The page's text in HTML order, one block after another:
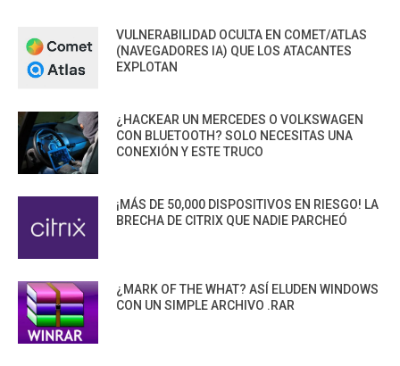
VULNERABILIDAD OCULTA EN COMET/ATLAS
(NAVEGADORES IA) QUE LOS ATACANTES
EXPLOTAN
¿HACKEAR UN MERCEDES O VOLKSWAGEN
CON BLUETOOTH? SOLO NECESITAS UNA
CONEXIÓN Y ESTE TRUCO
¡MÁS DE 50,000 DISPOSITIVOS EN RIESGO! LA
BRECHA DE CITRIX QUE NADIE PARCHEÓ
¿MARK OF THE WHAT? ASÍ ELUDEN WINDOWS
CON UN SIMPLE ARCHIVO .RAR